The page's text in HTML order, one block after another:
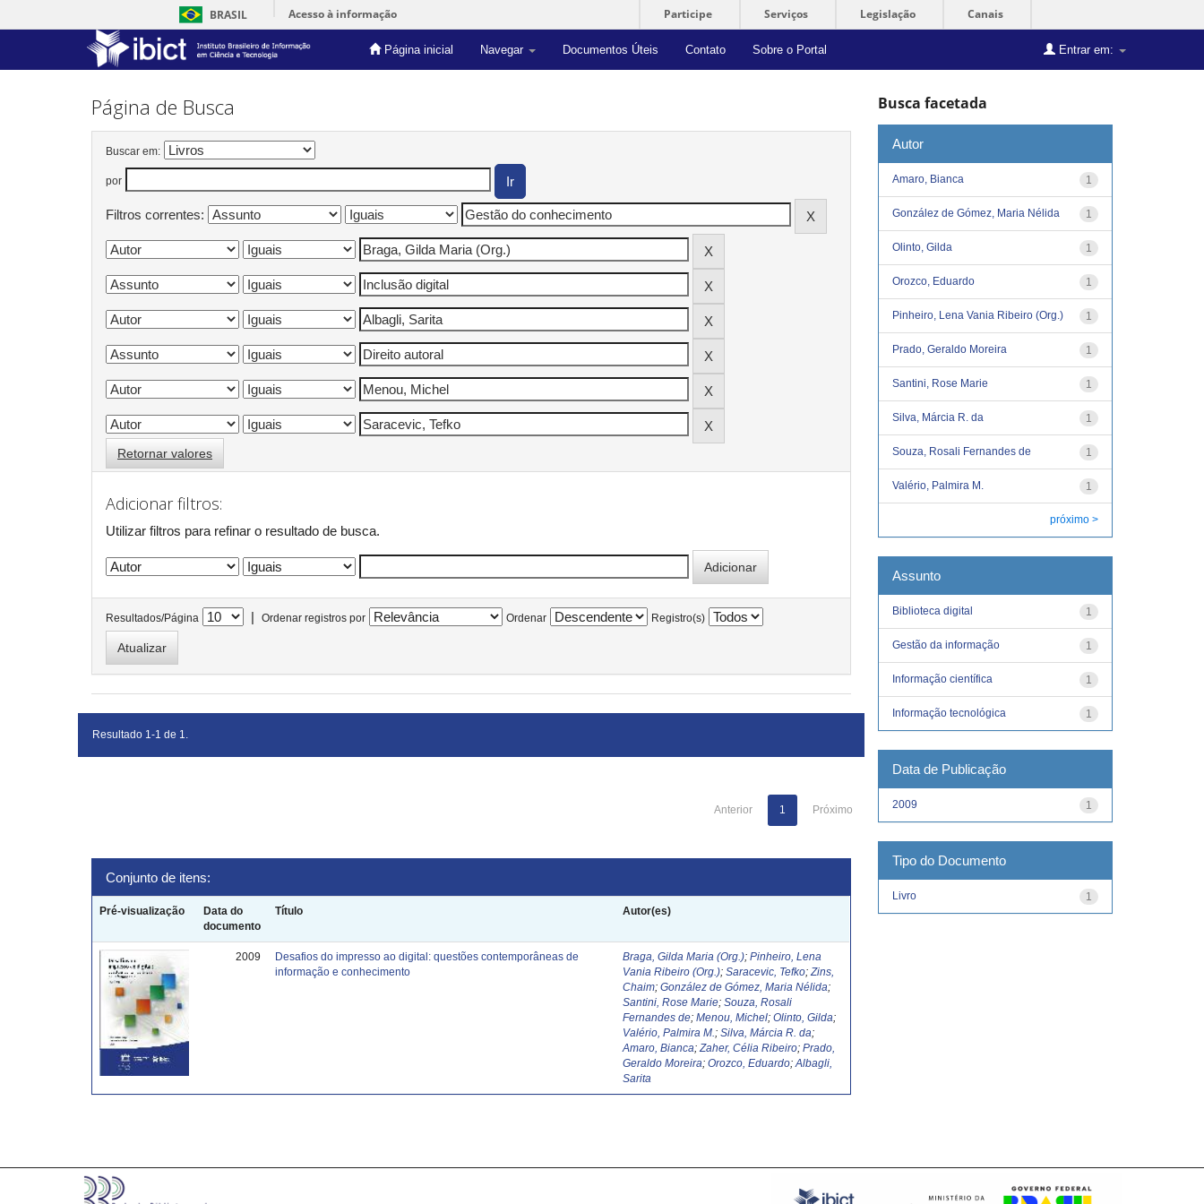
BRASIL Acesso à informação Participe Serviços Legislação Canais
Página inicial Navegar Documentos Úteis Contato Sobre o Portal Entrar em:
Skip
Página de Busca
Buscar em:
por
Filtros correntes:
Retornar valores
Adicionar filtros:
Utilizar filtros para refinar o resultado de busca.
Resultados/Página | Ordenar registros por Ordenar Registro(s)
Resultado 1-1 de 1.
Anterior 1 Próximo
Conjunto de itens:
Pré-visualização
Data do
documento
Título Autor(es)
2009
Desafios do impresso ao digital: questões contemporâneas de
informação e conhecimento
Braga, Gilda Maria (Org.);Pinheiro, Lena
Vania Ribeiro (Org.);Saracevic, Tefko;Zins,
Chaim;González de Gómez, Maria Nélida;
Santini, Rose Marie;Souza, Rosali
Fernandes de;Menou, Michel;Olinto, Gilda;
Valério, Palmira M. ;Silva, Márcia R. da;
Amaro, Bianca;Zaher, Célia Ribeiro;Prado,
Geraldo Moreira;Orozco, Eduardo;Albagli,
Sarita
Busca facetada
Autor
1
Amaro, Bianca
1
González de Gómez, Maria Nélida
1
Olinto, Gilda
1
Orozco, Eduardo
1
Pinheiro, Lena Vania Ribeiro (Org.)
1
Prado, Geraldo Moreira
1
Santini, Rose Marie
1
Silva, Márcia R. da
1
Souza, Rosali Fernandes de
1
Valério, Palmira M.
próximo >
Assunto
1
Biblioteca digital
1
Gestão da informação
1
Informação científica
1
Informação tecnológica
Data de Publicação
1
2009
Tipo do Documento
1
Livro